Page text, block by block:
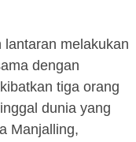
melakukan
dengan
tiga orang
dunia yang
Manjalling,